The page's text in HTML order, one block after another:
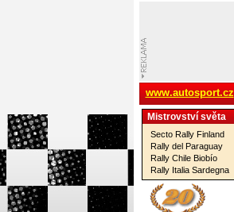
www.autosport.cz
Mistrovství­ světa
Secto Rally Finland
Rally del Paraguay
Rally Chile Biobío
Rally Italia Sardegna